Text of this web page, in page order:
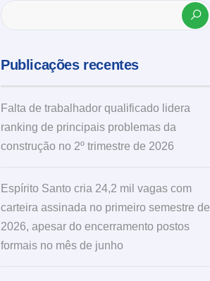
Publicações recentes
Falta de trabalhador qualificado lidera
ranking de principais problemas da
construção no 2º trimestre de 2026
Espírito Santo cria 24,2 mil vagas com
carteira assinada no primeiro semestre de
2026, apesar do encerramento postos
formais no mês de junho